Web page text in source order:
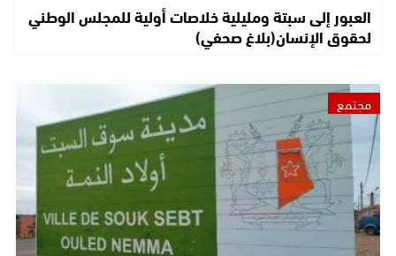
العبور إلى سبتة ومليلية خلاصات أولية للمجلس الوطني
لحقوق الإنسان(بلاغ صحفي)
مجتمع